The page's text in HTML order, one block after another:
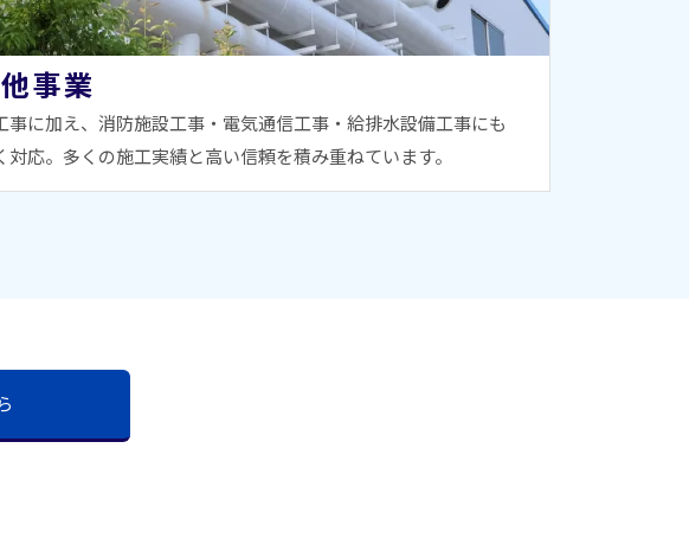
事業
事に加え、消防施設工事・電気通信工事・給排水設備工事にも
対応。多くの施工実績と高い信頼を積み重ねています。